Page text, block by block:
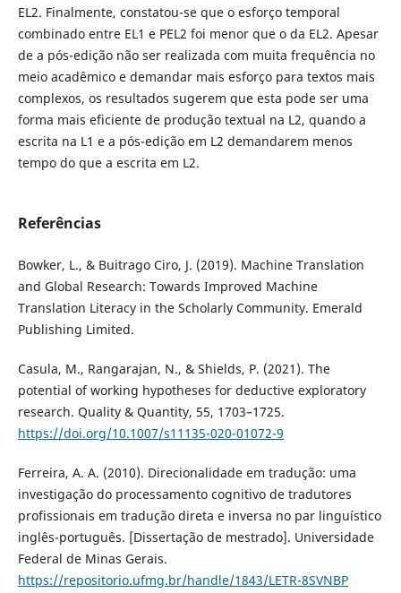
EL2. Finalmente, constatou-se que o esforço temporal
combinado entre EL1 e PEL2 foi menor que o da EL2. Apesar
de a pós-edição não ser realizada com muita frequência no
meio acadêmico e demandar mais esforço para textos mais
complexos, os resultados sugerem que esta pode ser uma
forma mais eficiente de produção textual na L2, quando a
escrita na L1 e a pós-edição em L2 demandarem menos
tempo do que a escrita em L2.
Referências
Bowker, L., & Buitrago Ciro, J. (2019). Machine Translation
and Global Research: Towards Improved Machine
Translation Literacy in the Scholarly Community. Emerald
Publishing Limited.
Casula, M., Rangarajan, N., & Shields, P. (2021). The
potential of working hypotheses for deductive exploratory
research. Quality & Quantity, 55, 1703–1725.
https://doi.org/10.1007/s11135-020-01072-9
Ferreira, A. A. (2010). Direcionalidade em tradução: uma
investigação do processamento cognitivo de tradutores
profissionais em tradução direta e inversa no par linguístico
inglês-português. [Dissertação de mestrado]. Universidade
Federal de Minas Gerais.
https://repositorio.ufmg.br/handle/1843/LETR-8SVNBP